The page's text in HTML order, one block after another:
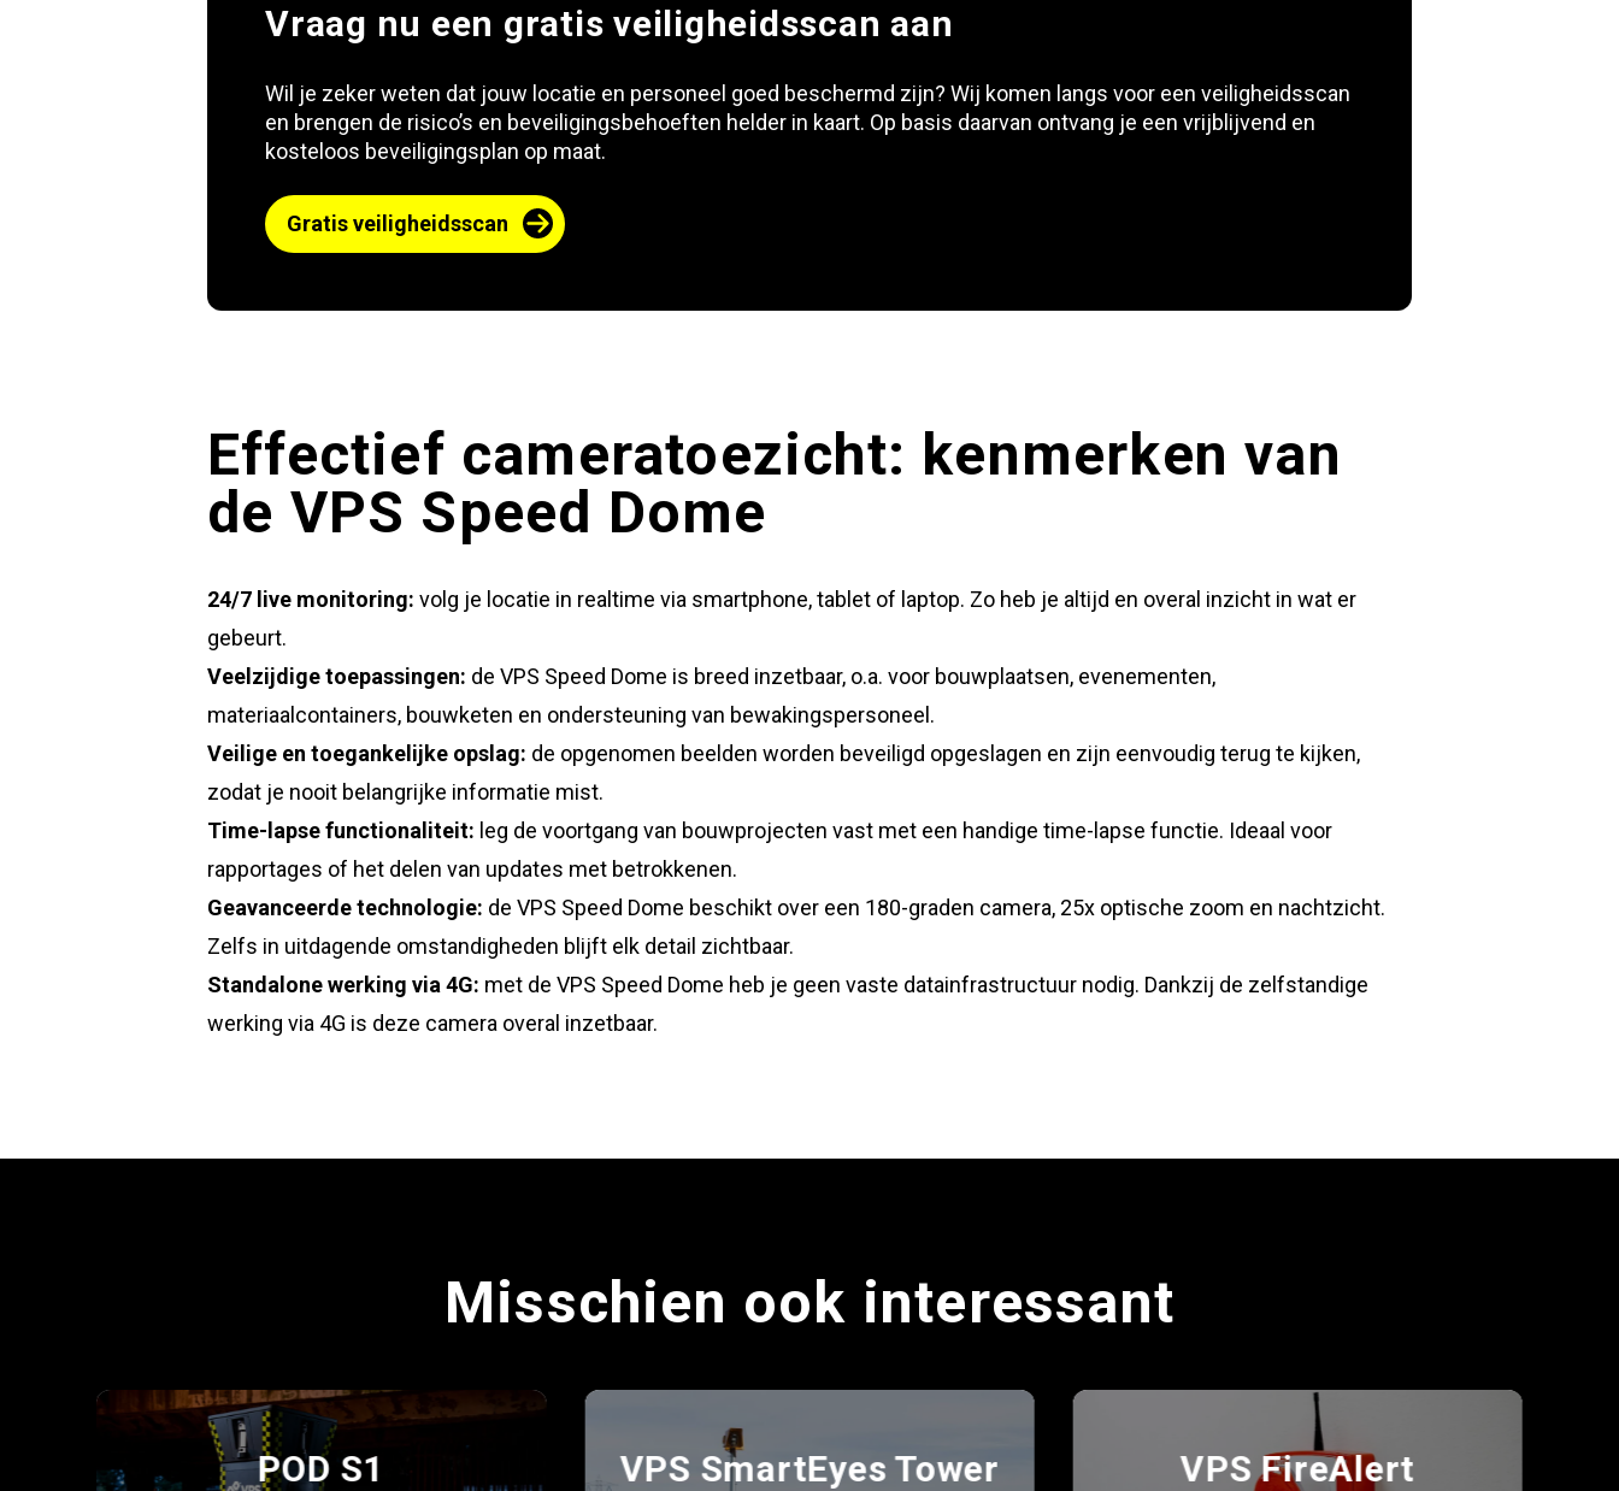
Vraag nu een gratis veiligheidsscan aan
Wil je zeker weten dat jouw locatie en personeel goed beschermd zijn? Wij komen langs voor een veiligheidsscan
en brengen de risico’s en beveiligingsbehoeften helder in kaart. Op basis daarvan ontvang je een vrijblijvend en
kosteloos beveiligingsplan op maat.
Gratis veiligheidsscan
Effectief cameratoezicht: kenmerken van
de VPS Speed Dome
24/7 live monitoring: volg je locatie in realtime via smartphone, tablet of laptop. Zo heb je altijd en overal inzicht in wat er
gebeurt.
Veelzijdige toepassingen: de VPS Speed Dome is breed inzetbaar, o.a. voor bouwplaatsen, evenementen,
materiaalcontainers, bouwketen en ondersteuning van bewakingspersoneel.
Veilige en toegankelijke opslag: de opgenomen beelden worden beveiligd opgeslagen en zijn eenvoudig terug te kijken,
zodat je nooit belangrijke informatie mist.
Time-lapse functionaliteit: leg de voortgang van bouwprojecten vast met een handige time-lapse functie. Ideaal voor
rapportages of het delen van updates met betrokkenen.
Geavanceerde technologie: de VPS Speed Dome beschikt over een 180-graden camera, 25x optische zoom en nachtzicht.
Zelfs in uitdagende omstandigheden blijft elk detail zichtbaar.
Standalone werking via 4G: met de VPS Speed Dome heb je geen vaste datainfrastructuur nodig. Dankzij de zelfstandige
werking via 4G is deze camera overal inzetbaar.
Misschien ook interessant
VPS SmartEyes Tower VPS FireAlert VPS Speed Dome